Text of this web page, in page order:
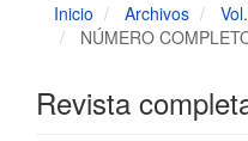
Inicio Archivos
NÚMERO
Revista